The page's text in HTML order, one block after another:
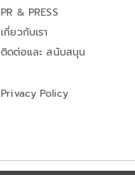
PR & PRESS
เกี่ยวกับเรา
ติดต่อและ สนับสนุน
Privacy Policy